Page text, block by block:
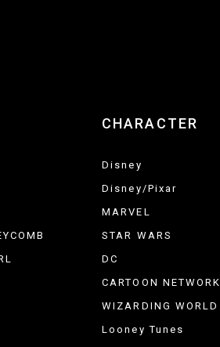
CHARACTER
Disney
Disney/Pixar
MARVEL
STAR WARS
DC
CARTOON NETWORK
WIZARDING WORLD
Looney Tunes